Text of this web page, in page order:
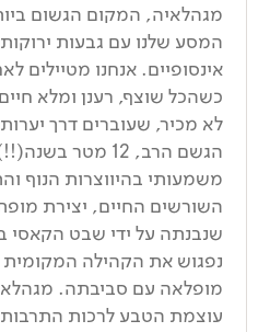
מגהלאיה, המקום הגשום
המסע שלנו עם גבעות
אינסופיים. אנחנו מטיילים
כשהכל שוצף, רענן ומלא
לא מכיר, שעוברים דרך
הגשם הרב, 12
משמעותי בהיווצרות הנוף
השורשים החיים, יצירת
שנבנתה על ידי שבט הקאסי
נפגוש את הקהילה המקומית
מופלאה עם סביבתה.
עוצמת הטבע לרכות